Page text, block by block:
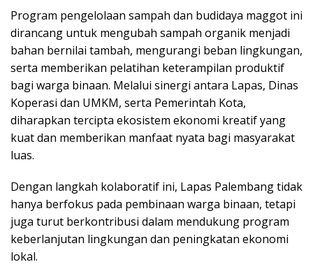
Program pengelolaan sampah dan budidaya maggot ini
dirancang untuk mengubah sampah organik menjadi
bahan bernilai tambah, mengurangi beban lingkungan,
serta memberikan pelatihan keterampilan produktif
bagi warga binaan. Melalui sinergi antara Lapas, Dinas
Koperasi dan UMKM, serta Pemerintah Kota,
diharapkan tercipta ekosistem ekonomi kreatif yang
kuat dan memberikan manfaat nyata bagi masyarakat
luas.
Dengan langkah kolaboratif ini, Lapas Palembang tidak
hanya berfokus pada pembinaan warga binaan, tetapi
juga turut berkontribusi dalam mendukung program
keberlanjutan lingkungan dan peningkatan ekonomi
lokal.